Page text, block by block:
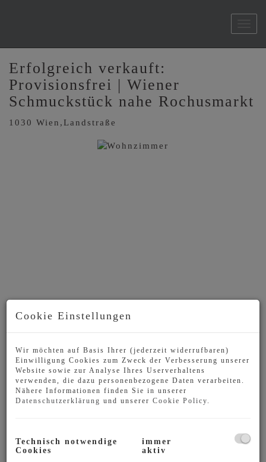
Erfolgreich verkauft:
Provisionsfrei | Wiener
Schmuckstück nahe Rochusmarkt
1030 Wien,Landstraße
Wohnzimmer
Cookie Einstellungen
Wir möchten auf Basis Ihrer (jederzeit widerrufbaren)
Einwilligung Cookies zum Zweck der Verbesserung unserer
Website sowie zur Analyse Ihres Userverhaltens
verwenden, die dazu personenbezogene Daten verarbeiten.
Nähere Informationen finden Sie in unserer
Datenschutzerklärung und unserer Cookie Policy.
Technisch notwendige
Cookies
immer
aktiv